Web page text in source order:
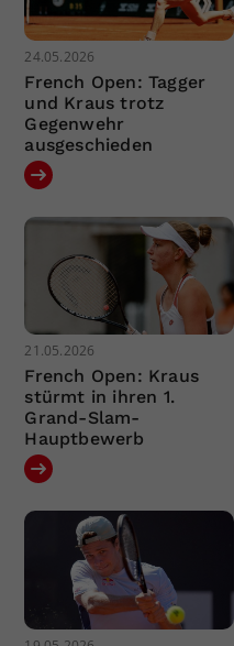
24.05.2026
French Open: Tagger
und Kraus trotz
Gegenwehr
ausgeschieden
21.05.2026
French Open: Kraus
stürmt in ihren 1.
Grand-Slam-
Hauptbewerb